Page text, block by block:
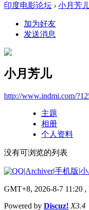
印度电影论坛 › 小月芳
加为好友
发送消息
小月芳儿
http://www.indmi.com/
主题
相册
个人资料
没有可浏览的列表
|Archiver|手机版|
GMT+8, 2026-8-7 11:20 ,
Powered by Discuz! X3.4